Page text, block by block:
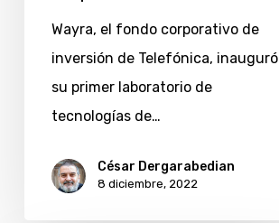
cosas
Wayra, el fondo corporativo de
inversión de Telefónica, inauguró
su primer laboratorio de
tecnologías de…
César Dergarabedian
8 diciembre, 2022